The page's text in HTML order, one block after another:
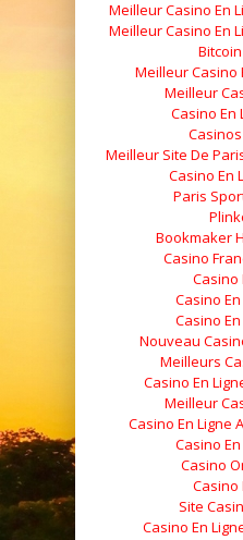
Meilleur Casino En
Meilleur Casino En
Meilleur Casino
Meilleur
Casino En
Meilleur Site De
Casino En
Paris
Bookmaker
Casino
Casino
Casino
Casino
Nouveau
Meilleurs
Casino En
Meilleur
Casino En Ligne
Casino
Casino
Casino
Site
Casino En